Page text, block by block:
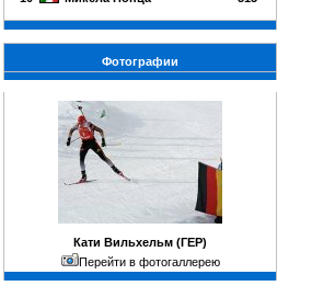
Фотографии
Кати Вильхельм (ГЕР)
Перейти в фотогаллерею